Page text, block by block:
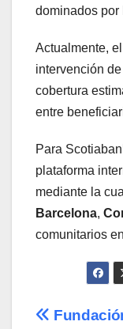
dominados por
Actualmente,
intervención de
cobertura
entre
Para
plataforma
mediante la
Barcelona,
comunitarios